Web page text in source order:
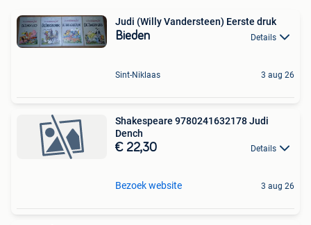
Judi (Willy Vandersteen) Eerste druk
Bieden Details
Sint-Niklaas 3 aug 26
Shakespeare 9780241632178 Judi
Dench
€ 22,30 Details
Bezoek website 3 aug 26